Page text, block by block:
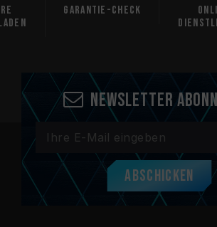
Garantie-Check
Dienstleistung
Newsletter
Abschicken